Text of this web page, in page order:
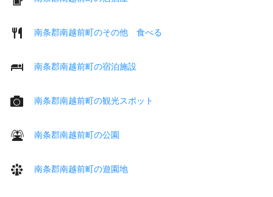
南条郡南越前町のその他 食べる
南条郡南越前町の宿泊施設
南条郡南越前町の観光スポット
南条郡南越前町の公園
南条郡南越前町の遊園地